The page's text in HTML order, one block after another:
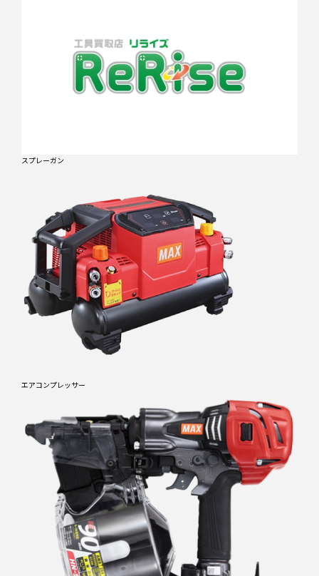
スプレーガン
エアコンプレッサー